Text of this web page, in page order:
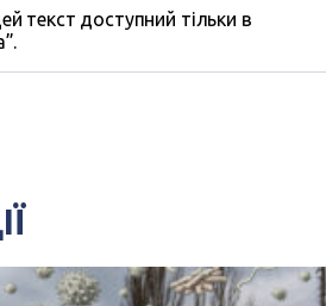
текст доступний тільки в